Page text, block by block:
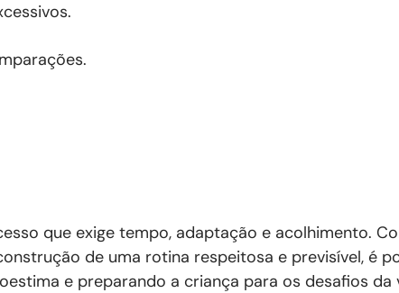
que exige tempo, adaptação e acolhimento.
de uma rotina respeitosa e previsível, é
e preparando a criança para os desafios da